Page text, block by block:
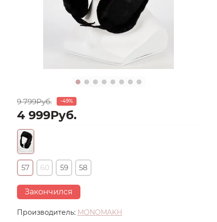
Производитель: MONOMAKH
9 799Руб. -49%
4 999Руб.
57 60 59 58
Закончился